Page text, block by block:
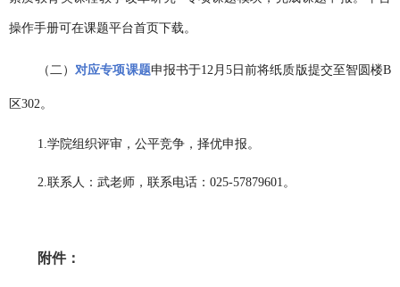
操作手册可在课题平台首页下载。
（二）对应专项课题申报书于12月5 日前将纸质版提交至智圆楼B
区302。
1.学院组织评审 ，公平竞争， 择优申报。
2.联系人：武老师，联系电话：025-57879601。
附件：